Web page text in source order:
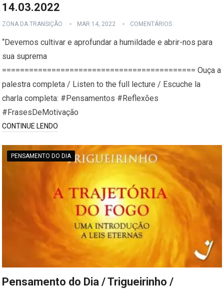
14.03.2022
ZONA DA TRANSIÇÃO MAR 14, 2022 COMENTÁRIOS
“Devemos cultivar e aprofundar a humildade e abrir-nos para
sua suprema
=========================================== Ouça a
palestra completa / Listen to the full lecture / Escuche la
charla completa: #Pensamentos #Reflexões
#FrasesDeMotivação
CONTINUE LENDO
PENSAMENTO DO DIA
Pensamento do Dia / Trigueirinho /